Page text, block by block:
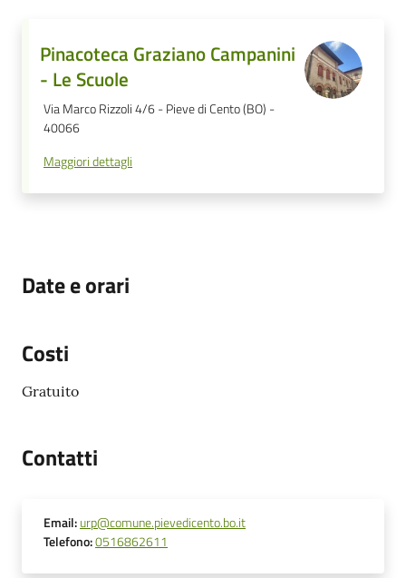
Pinacoteca Graziano Campanini
- Le Scuole
Via Marco Rizzoli 4/6 - Pieve di Cento (BO) -
40066
Maggiori dettagli
Date e orari
Costi
Gratuito
Contatti
Email:urp@comune.pievedicento.bo.it
Telefono:0516862611